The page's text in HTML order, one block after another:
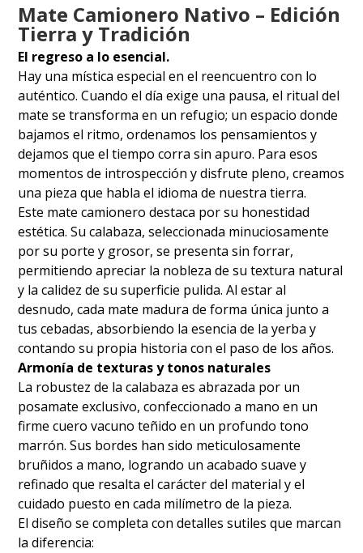
Mate Camionero Nativo – Edición
Tierra y Tradición
El regreso a lo esencial.
​Hay una mística especial en el reencuentro con lo
auténtico. Cuando el día exige una pausa, el ritual del
mate se transforma en un refugio; un espacio donde
bajamos el ritmo, ordenamos los pensamientos y
dejamos que el tiempo corra sin apuro. Para esos
momentos de introspección y disfrute pleno, creamos
una pieza que habla el idioma de nuestra tierra.
​Este mate camionero destaca por su honestidad
estética. Su calabaza, seleccionada minuciosamente
por su porte y grosor, se presenta sin forrar,
permitiendo apreciar la nobleza de su textura natural
y la calidez de su superficie pulida. Al estar al
desnudo, cada mate madura de forma única junto a
tus cebadas, absorbiendo la esencia de la yerba y
contando su propia historia con el paso de los años.
Armonía de texturas y tonos naturales
​La robustez de la calabaza es abrazada por un
posamate exclusivo, confeccionado a mano en un
firme cuero vacuno teñido en un profundo tono
marrón. Sus bordes han sido meticulosamente
bruñidos a mano, logrando un acabado suave y
refinado que resalta el carácter del material y el
cuidado puesto en cada milímetro de la pieza.
​El diseño se completa con detalles sutiles que marcan
la diferencia: